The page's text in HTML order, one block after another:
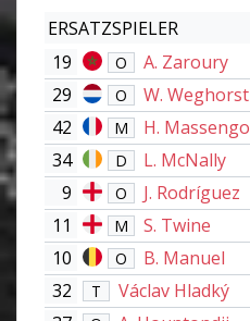
ERSATZSPIELER
19
O A. Zaroury
29 O W. Weghorst
42 M H. Massengo
34 D L. McNally
9 O
J. Rodríguez
11
M
S. Twine
10
O
B. Manuel
32
T
Václav Hladký